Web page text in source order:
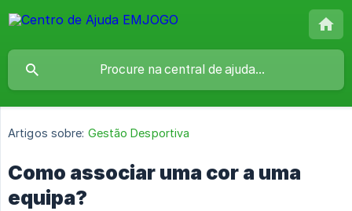
Artigos sobre: Gestão Desportiva
Como associar uma cor a uma
equipa?